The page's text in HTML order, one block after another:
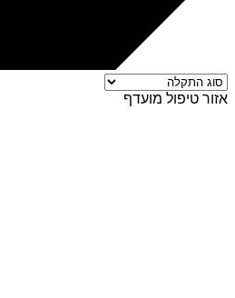
אזור טיפול מועדף